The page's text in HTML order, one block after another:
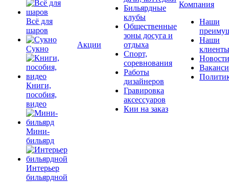
Всё для
шаров
Сукно
Книги,
пособия,
видео
Мини-
бильярд
Интерьер
бильярдной
Акции
Бильярдные
клубы
Общественные
зоны досуга и
отдыха
Спорт,
соревнования
Работы
дизайнеров
Гравировка
аксессуаров
Кии на заказ
Компания
Наши
Наши
клиенты
Новости